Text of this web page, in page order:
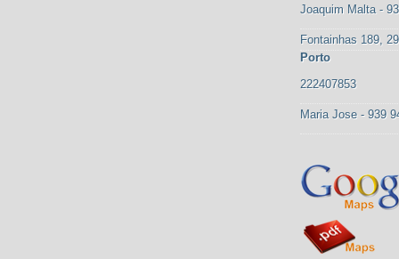
Joaquim Malta -
Fontainhas 189,
Porto
222407853
Maria Jose - 939